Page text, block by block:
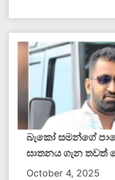
බැකෝ සමන්ගේ
ඝාතනය ගැන තවත්
October 4, 2025